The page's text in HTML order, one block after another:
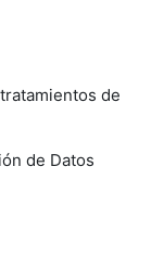
de
de Datos